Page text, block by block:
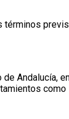
términos
de Andalucía,